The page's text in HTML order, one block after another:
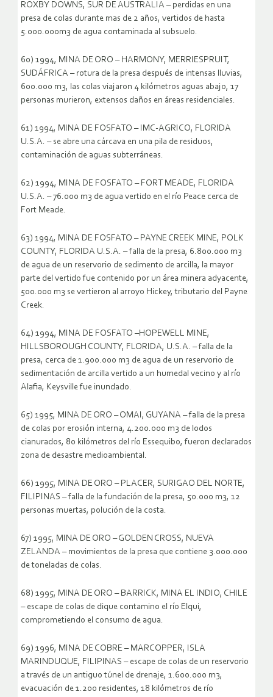
ROXBY DOWNS, SUR DE AUSTRALIA – perdidas en una
presa de colas durante mas de 2 años, vertidos de hasta
5.000.000m3 de agua contaminada al subsuelo.
60) 1994, MINA DE ORO – HARMONY, MERRIESPRUIT,
SUDÁFRICA – rotura de la presa después de intensas lluvias,
600.000 m3, las colas viajaron 4 kilómetros aguas abajo, 17
personas murieron, extensos daños en áreas residenciales.
61) 1994, MINA DE FOSFATO – IMC-AGRICO, FLORIDA
U.S.A. – se abre una cárcava en una pila de residuos,
contaminación de aguas subterráneas.
62) 1994, MINA DE FOSFATO – FORT MEADE, FLORIDA
U.S.A. – 76.000 m3 de agua vertido en el río Peace cerca de
Fort Meade.
63) 1994, MINA DE FOSFATO – PAYNE CREEK MINE, POLK
COUNTY, FLORIDA U.S.A. – falla de la presa, 6.800.000 m3
de agua de un reservorio de sedimento de arcilla, la mayor
parte del vertido fue contenido por un área minera adyacente,
500.000 m3 se vertieron al arroyo Hickey, tributario del Payne
Creek.
64) 1994, MINA DE FOSFATO –HOPEWELL MINE,
HILLSBOROUGH COUNTY, FLORIDA, U.S.A. – falla de la
presa, cerca de 1.900.000 m3 de agua de un reservorio de
sedimentación de arcilla vertido a un humedal vecino y al río
Alafia, Keysville fue inundado.
65) 1995, MINA DE ORO – OMAI, GUYANA – falla de la presa
de colas por erosión interna, 4.200.000 m3 de lodos
cianurados, 80 kilómetros del río Essequibo, fueron declarados
zona de desastre medioambiental.
66) 1995, MINA DE ORO – PLACER, SURIGAO DEL NORTE,
FILIPINAS – falla de la fundación de la presa, 50.000 m3, 12
personas muertas, polución de la costa.
67) 1995, MINA DE ORO – GOLDEN CROSS, NUEVA
ZELANDA – movimientos de la presa que contiene 3.000.000
de toneladas de colas.
68) 1995, MINA DE ORO – BARRICK, MINA EL INDIO, CHILE
– escape de colas de dique contamino el río Elqui,
comprometiendo el consumo de agua.
69) 1996, MINA DE COBRE – MARCOPPER, ISLA
MARINDUQUE, FILIPINAS – escape de colas de un reservorio
a través de un antiguo túnel de drenaje, 1.600.000 m3,
evacuación de 1.200 residentes, 18 kilómetros de río